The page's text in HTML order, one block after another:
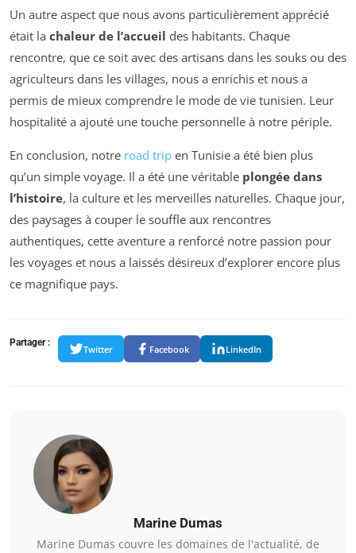
Un autre aspect que nous avons particulièrement apprécié
était la chaleur de l’accueil des habitants. Chaque
rencontre, que ce soit avec des artisans dans les souks ou des
agriculteurs dans les villages, nous a enrichis et nous a
permis de mieux comprendre le mode de vie tunisien. Leur
hospitalité a ajouté une touche personnelle à notre périple.
En conclusion, notre road trip en Tunisie a été bien plus
qu’un simple voyage. Il a été une véritable plongée dans
l’histoire, la culture et les merveilles naturelles. Chaque jour,
des paysages à couper le souffle aux rencontres
authentiques, cette aventure a renforcé notre passion pour
les voyages et nous a laissés désireux d’explorer encore plus
ce magnifique pays.
Partager :
Twitter Facebook LinkedIn
Marine Dumas
Marine Dumas couvre les domaines de l'actualité, de